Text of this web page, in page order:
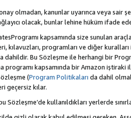
onay olmadan, kanunlar uyarınca veya
olacak, bunlar lehine hüküm ifade
kapsamında size sunulan
kılavuzları, programları ve diğer
dahildir. Bu Sözleşme ile herhangi bir
programı kapsamında bir Amazon iştiraki
(Program Politikaları da dahil
geçersiz kılar.
Sözleşme’de kullanıldıkları yerlerde